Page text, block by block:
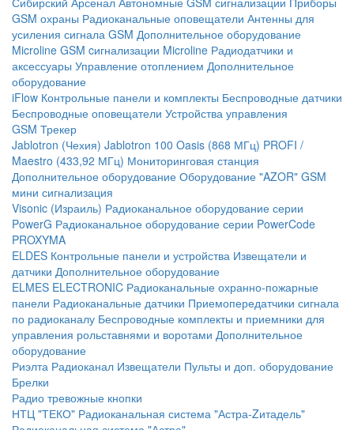
GSM охраны Радиоканальные оповещатели Антенны для
усиления сигнала GSM Дополнительное оборудование
Microline GSM cигнализации Microline Радиодатчики и
аксессуары Управление отоплением Дополнительное
оборудование
iFlow Контрольные панели и комплекты Беспроводные датчики
Беспроводные оповещатели Устройства управления
GSM Трекер
Jablotron (Чехия) Jablotron 100 Oasis (868 МГц) PROFI /
Maestro (433,92 МГц) Мониторинговая станция
Дополнительное оборудование Оборудование "AZOR" GSM
мини сигнализация
Visonic (Израиль) Радиоканальное оборудование серии
PowerG Радиоканальное оборудование серии PowerCode
PROXYMA
ELDES Контрольные панели и устройства Извещатели и
датчики Дополнительное оборудование
ELMES ELECTRONIC Радиоканальные охранно-пожарные
панели Радиоканальные датчики Приемопередатчики сигнала
по радиоканалу Беспроводные комплекты и приемники для
управления рольставнями и воротами Дополнительное
оборудование
Риэлта Радиоканал Извещатели Пульты и доп. оборудование
Брелки
Радио тревожные кнопки
НТЦ "ТЕКО" Радиоканальная система "Астра-Zитадель"